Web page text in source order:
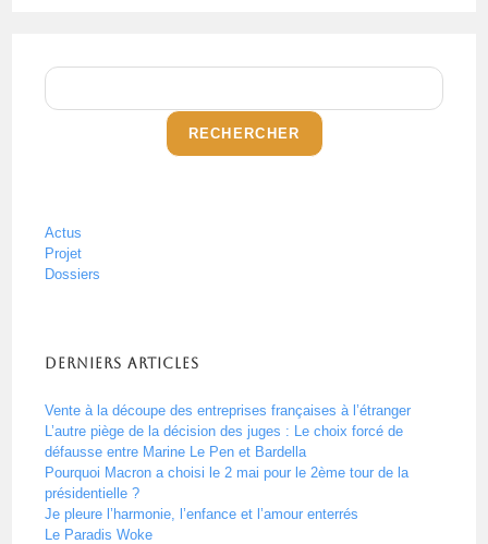
RECHERCHER
Actus
Projet
Dossiers
Derniers articles
Vente à la découpe des entreprises françaises à l’étranger
L’autre piège de la décision des juges : Le choix forcé de
défausse entre Marine Le Pen et Bardella
Pourquoi Macron a choisi le 2 mai pour le 2ème tour de la
présidentielle ?
Je pleure l’harmonie, l’enfance et l’amour enterrés
Le Paradis Woke